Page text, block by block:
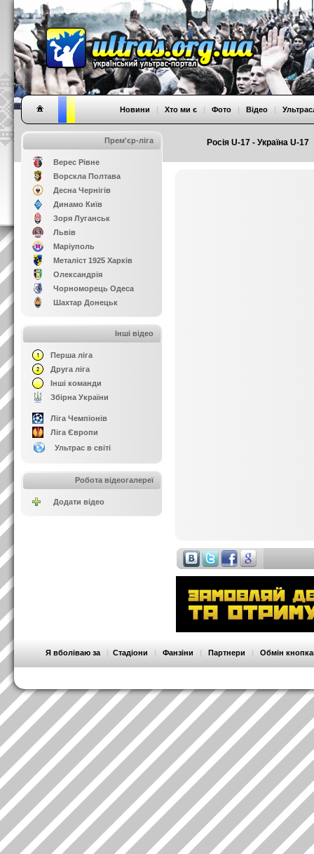
Росія U-17 - Україна U-17
Новини | Хто ми є | Фото | Відео |
Прем'єр-ліга
Верес Рівне
Ворскла Полтава
Десна Чернігів
Динамо Київ
Зоря Луганськ
Львів
Маріуполь
Металіст 1925 Харків
Олександрія
Чорноморець Одеса
Шахтар Донецьк
Інші відео
Перша ліга
Друга ліга
Інші команди
Збірна України
Ліга Чемпіонів
Ліга Європи
Ультрас в світі
Робота відеогалереї
Додати відео
Я вболіваю за | Стадіони | Фанзіни | Партнери | Обмін